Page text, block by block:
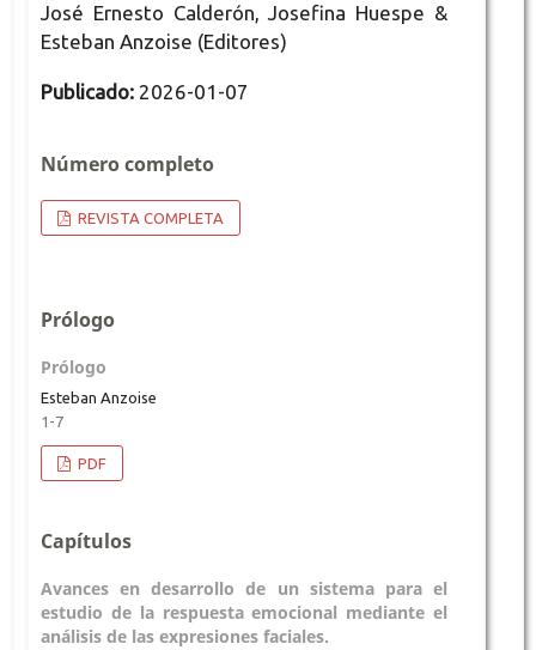
José Ernesto Calderón, Josefina Huespe &
Esteban Anzoise (Editores)
Publicado: 2026-01-07
Número completo
REVISTA COMPLETA
Prólogo
Prólogo
Esteban Anzoise
1-7
PDF
Capítulos
Avances en desarrollo de un sistema para el
estudio de la respuesta emocional mediante el
análisis de las expresiones faciales.